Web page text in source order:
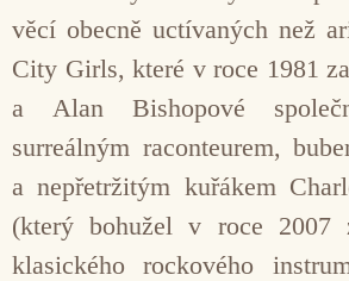
věcí obecně uctívaných než
City Girls, které v roce 1981
a Alan Bishopové
surreálným raconteurem,
a nepřetržitým kuřákem
(který bohužel v roce 2007
klasického rockového